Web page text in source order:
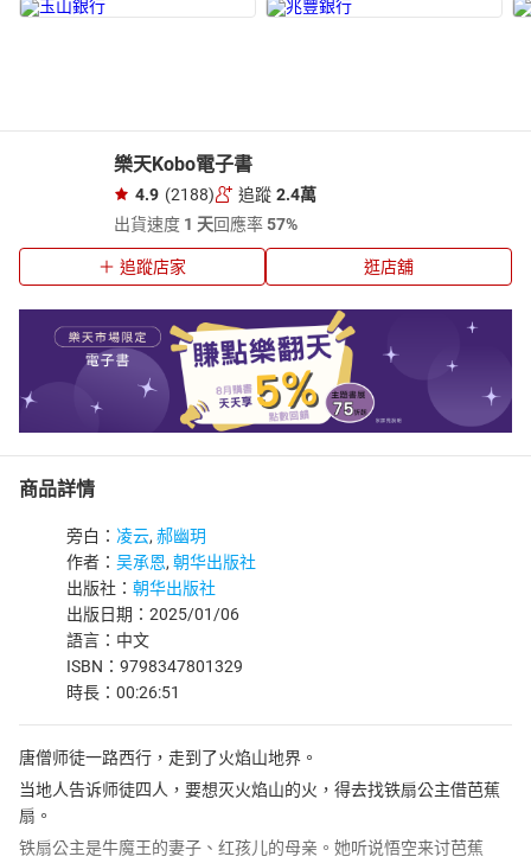
樂天Kobo電子書
4.9 (2188) 追蹤 2.4萬
出貨速度 1 天回應率57%
追蹤店家 逛店舖
商品詳情
旁白： 凌云, 郝幽玥
作者： 吴承恩, 朝华出版社
出版社： 朝华出版社
出版日期：2025/01/06
語言：中文
ISBN：9798347801329
時長：00:26:51
唐僧师徒一路西行，走到了火焰山地界。
当地人告诉师徒四人，要想灭火焰山的火，得去找铁扇公主借芭蕉
扇。
铁扇公主是牛魔王的妻子、红孩儿的母亲。她听说悟空来讨芭蕉